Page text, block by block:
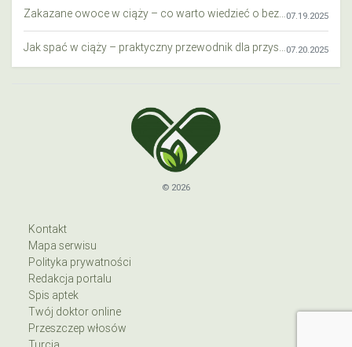
Zakazane owoce w ciąży – co warto wiedzieć o bezpieczeństwie diety przyszłej mamy?07.19.2025
Jak spać w ciąży – praktyczny przewodnik dla przyszłych mam07.20.2025
© 2026
Kontakt
Mapa serwisu
Polityka prywatności
Redakcja portalu
Spis aptek
Twój doktor online
Przeszczep włosów